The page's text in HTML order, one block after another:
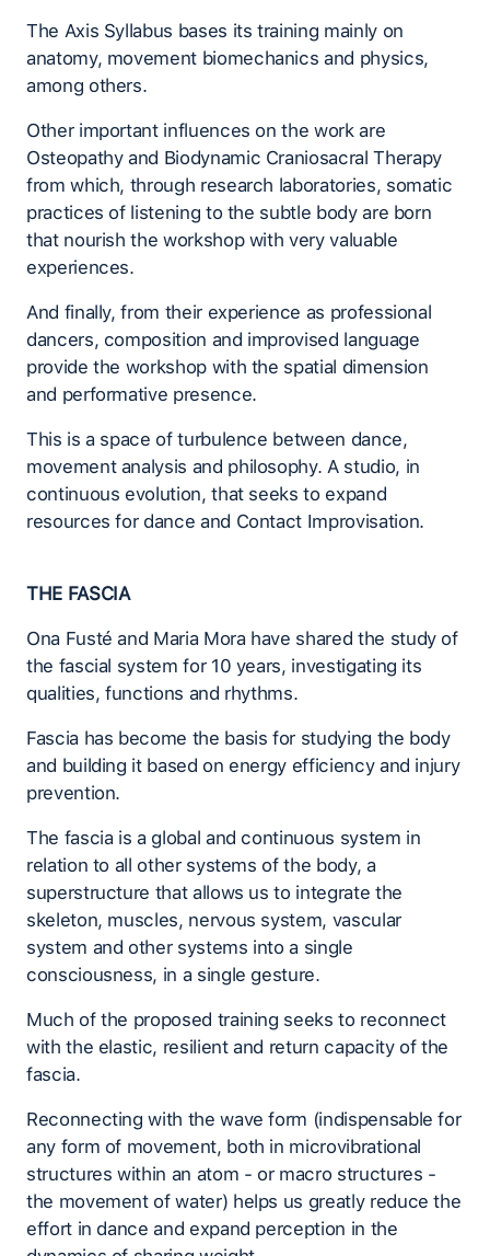
The Axis Syllabus bases its training mainly on
anatomy, movement biomechanics and physics,
among others.
Other important influences on the work are
Osteopathy and Biodynamic Craniosacral Therapy
from which, through research laboratories, somatic
practices of listening to the subtle body are born
that nourish the workshop with very valuable
experiences.
And finally, from their experience as professional
dancers, composition and improvised language
provide the workshop with the spatial dimension
and performative presence.
This is a space of turbulence between dance,
movement analysis and philosophy. A studio, in
continuous evolution, that seeks to expand
resources for dance and Contact Improvisation.
THE FASCIA
Ona Fusté and Maria Mora have shared the study of
the fascial system for 10 years, investigating its
qualities, functions and rhythms.
Fascia has become the basis for studying the body
and building it based on energy efficiency and injury
prevention.
The fascia is a global and continuous system in
relation to all other systems of the body, a
superstructure that allows us to integrate the
skeleton, muscles, nervous system, vascular
system and other systems into a single
consciousness, in a single gesture.
Much of the proposed training seeks to reconnect
with the elastic, resilient and return capacity of the
fascia.
Reconnecting with the wave form (indispensable for
any form of movement, both in microvibrational
structures within an atom - or macro structures -
the movement of water) helps us greatly reduce the
effort in dance and expand perception in the